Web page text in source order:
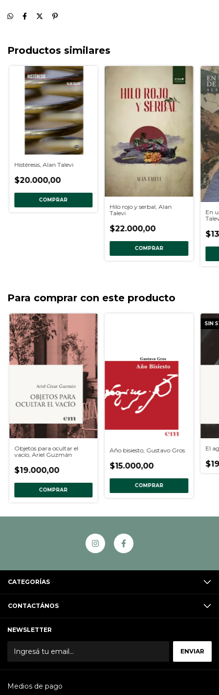
Productos similares
Histéresis, Alan Talevi
$20.000,00
COMPRAR
Hilo rojo y serbal, Alan
Talevi
$22.000,00
COMPRAR
En
Para comprar con este producto
Objetos para ocultar el
vacío, Ariel Guzmán
$19.000,00
COMPRAR
Año bisiesto, Gustavo Gros
$15.000,00
COMPRAR
SIN
El
CATEGORÍAS
CONTACTÁNOS
NEWSLETTER
Medios de pago